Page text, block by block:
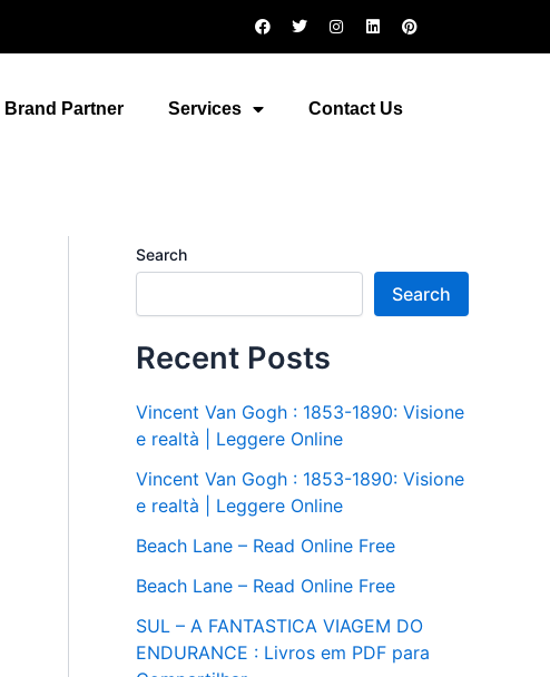
F
a
o
T
w
I
n
r
L
i
i
P
i
Brand Partner Services Contact Us
Search
Search
Recent Posts
Vincent Van Gogh : 1853-1890: Visione
e realtà | Leggere Online
Vincent Van Gogh : 1853-1890: Visione
e realtà | Leggere Online
Beach Lane – Read Online Free
Beach Lane – Read Online Free
SUL – A FANTASTICA VIAGEM DO
ENDURANCE : Livros em PDF para